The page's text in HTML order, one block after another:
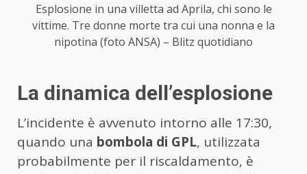
Esplosione in una villetta ad Aprila, chi sono le
vittime. Tre donne morte tra cui una nonna e la
nipotina (foto ANSA) – Blitz quotidiano
La dinamica dell’esplosione
L’incidente è avvenuto intorno alle 17:30,
quando una bombola di GPL, utilizzata
probabilmente per il riscaldamento, è